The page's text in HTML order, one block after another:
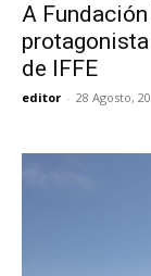
A
de IFFE
editor - 28 Agosto,